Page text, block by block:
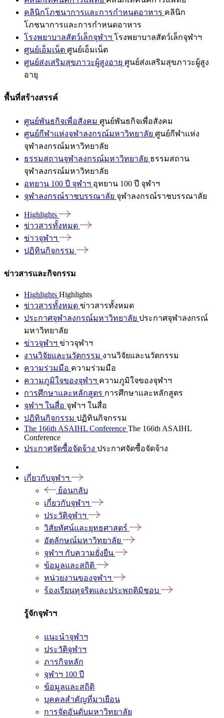
คลินิกโภชนาการและการกำหนดอาหาร คลินิก
โภชนาการและการกำหนดอาหาร
โรงพยาบาลสัตว์เล็กจุฬาฯ โรงพยาบาลสัตว์เล็กจุฬาฯ
ศูนย์เอ็มเน็ต ศูนย์เอ็มเน็ต
ศูนย์ส่งเสริมสุขภาวะผู้สูงอายุ ศูนย์ส่งเสริมสุขภาวะผู้สูง
อายุ
พื้นที่สร้างสรรค์
ศูนย์พันธกิจเพื่อสังคม ศูนย์พันธกิจเพื่อสังคม
ศูนย์กีฬาแห่งจุฬาลงกรณ์มหาวิทยาลัย ศูนย์กีฬาแห่ง
จุฬาลงกรณ์มหาวิทยาลัย
ธรรมสถานจุฬาลงกรณ์มหาวิทยาลัย ธรรมสถาน
จุฬาลงกรณ์มหาวิทยาลัย
อุทยาน 100 ปี จุฬาฯ อุทยาน 100 ปี จุฬาฯ
จุฬาลงกรณ์ราชบรรณาลัย จุฬาลงกรณ์ราชบรรณาลัย
Highlights
ข่าวสารทั้งหมด
ข่าวจุฬาฯ
ปฏิทินกิจกรรม
ข่าวสารและกิจกรรม
Highlights Highlights
ข่าวสารทั้งหมด ข่าวสารทั้งหมด
ประกาศจุฬาลงกรณ์มหาวิทยาลัย ประกาศจุฬาลงกรณ์
มหาวิทยาลัย
ข่าวจุฬาฯ ข่าวจุฬาฯ
งานวิจัยและนวัตกรรม งานวิจัยและนวัตกรรม
ความร่วมมือ ความร่วมมือ
ความภูมิใจของจุฬาฯ ความภูมิใจของจุฬาฯ
การศึกษาและหลักสูตร การศึกษาและหลักสูตร
จุฬาฯ ในสื่อ จุฬาฯ ในสื่อ
ปฏิทินกิจกรรม ปฏิทินกิจกรรม
The 166th ASAIHL Conference The 166th ASAIHL
Conference
ประกาศจัดซื้อจัดจ้าง ประกาศจัดซื้อจัดจ้าง
เกี่ยวกับจุฬาฯ
ย้อนกลับ
เกี่ยวกับจุฬาฯ
ประวัติจุฬาฯ
วิสัยทัศน์และยุทธศาสตร์
อัตลักษณ์มหาวิทยาลัย
จุฬาฯ กับความยั่งยืน
ข้อมูลและสถิติ
หน่วยงานของจุฬาฯ
ร้องเรียนทุจริตและประพฤติมิชอบ
รู้จักจุฬาฯ
แนะนำจุฬาฯ
ประวัติจุฬาฯ
ภารกิจหลัก
จุฬาฯ 100 ปี
ข้อมูลและสถิติ
บุคคลสำคัญที่มาเยือน
การจัดอันดับมหาวิทยาลัย